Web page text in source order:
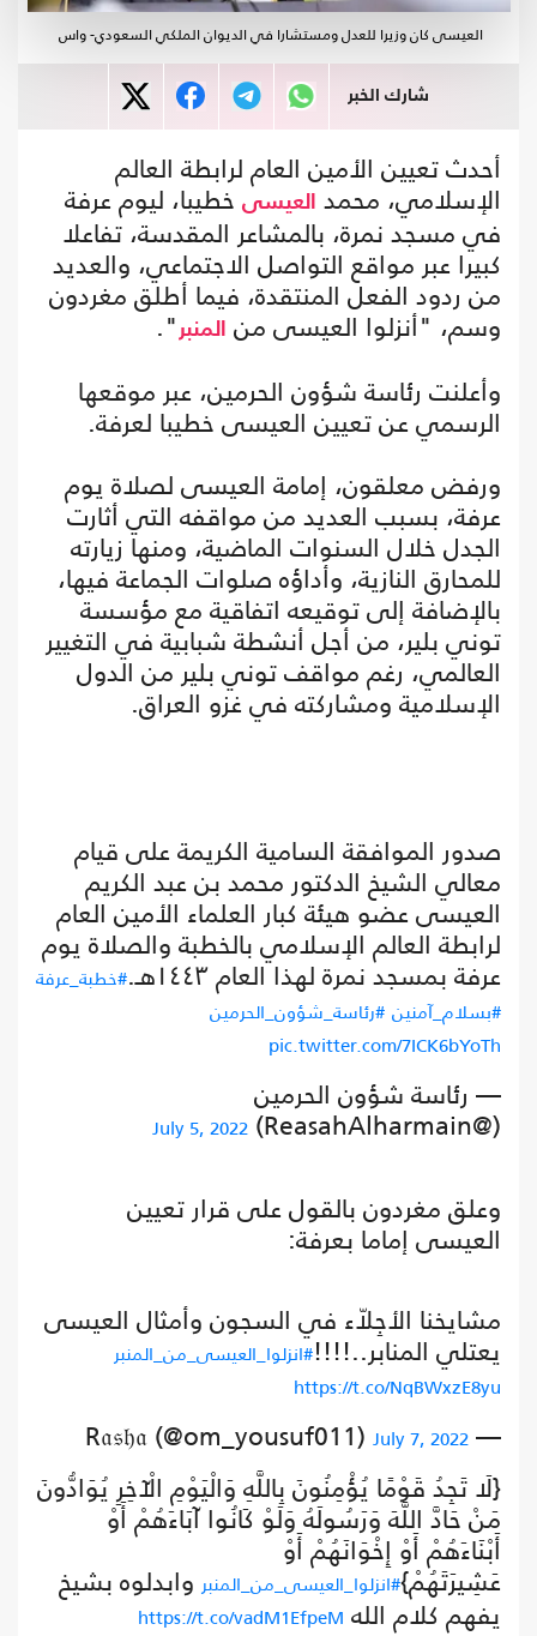
العيسى كان وزيرا للعدل ومستشارا في الديوان الملكي السعودي- واس
شارك الخبر
أحدث تعيين الأمين العام لرابطة العالم
الإسلامي، محمد العيسى خطيبا، ليوم عرفة
في مسجد نمرة، بالمشاعر المقدسة، تفاعلا
كبيرا عبر مواقع التواصل الاجتماعي، والعديد
من ردود الفعل المنتقدة، فيما أطلق مغردون
وسم، "أنزلوا العيسى من المنبر ".
وأعلنت رئاسة شؤون الحرمين، عبر موقعها
الرسمي عن تعيين العيسى خطيبا لعرفة.
ورفض معلقون، إمامة العيسى لصلاة يوم
عرفة، بسبب العديد من مواقفه التي أثارت
الجدل خلال السنوات الماضية، ومنها زيارته
للمحارق النازية، وأداؤه صلوات الجماعة فيها،
بالإضافة إلى توقيعه اتفاقية مع مؤسسة
توني بلير، من أجل أنشطة شبابية في التغيير
العالمي، رغم مواقف توني بلير من الدول
الإسلامية ومشاركته في غزو العراق.
صدور الموافقة السامية الكريمة على قيام
معالي الشيخ الدكتور محمد بن عبد الكريم
العيسى عضو هيئة كبار العلماء الأمين العام
لرابطة العالم الإسلامي بالخطبة والصلاة يوم
عرفة بمسجد نمرة لهذا العام ١٤٤٣هـ.
#خطبة_عرفة
#بسلام_آمنين #رئاسة_شؤون_الحرمين
pic.twitter.com/7ICK6bYoTh
— رئاسة شؤون الحرمين
(@ReasahAlharmain)
July 5, 2022
وعلق مغردون بالقول على قرار تعيين
العيسى إماما بعرفة:
مشايخنا الأجِلاّء في السجون وأمثال العيسى
يعتلي المنابر..!!!!#انزلوا_العيسى_من_المنبر
https://t.co/NqBWxzE8yu
— R𝔞𝔰𝔥𝔞 (@om_yousuf011)
July 7, 2022
{لَا تَجِدُ قَوْمًا يُؤْمِنُونَ بِاللَّهِ وَالْيَوْمِ الْآخِرِ يُوَادُّونَ
مَنْ حَادَّ اللَّهَ وَرَسُولَهُ وَلَوْ كَانُوا آبَاءَهُمْ أَوْ
أَبْنَاءَهُمْ أَوْ إِخْوَانَهُمْ أَوْ
عَشِيرَتَهُمْ}#انزلوا_العيسى_من_المنبر وابدلوه بشيخ
يفهم كلام الله https://t.co/vadM1EfpeM